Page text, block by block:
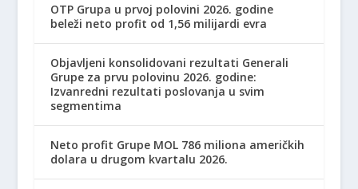
OTP Grupa u prvoj polovini 2026. godine
beleži neto profit od 1,56 milijardi evra
Objavljeni konsolidovani rezultati Generali
Grupe za prvu polovinu 2026. godine:
Izvanredni rezultati poslovanja u svim
segmentima
Neto profit Grupe MOL 786 miliona američkih
dolara u drugom kvartalu 2026.